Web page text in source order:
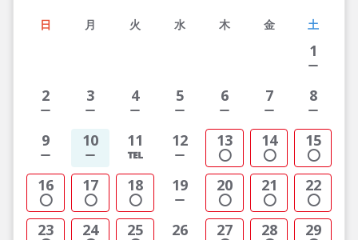
日 月 火 水 木 金 土
1
2 3 4 5 6 7 8
9 10 11 12 13 14 15
16 17 18 19 20 21 22
23 24 25 26 27 28 29